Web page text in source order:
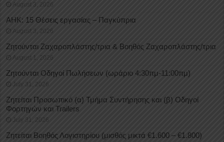
August 3, 2026
ΑΗΚ: 15 Θέσεις εργασίας – Παγκύπρια
August 3, 2026
Ζητούνται Ζαχαροπλάστης/τρια & Βοηθός Ζαχαροπλάστης/τρια
August 1, 2026
Ζητούνται Οδηγοί Πωλήσεων (ωράριο 4:30πμ-11:00πμ)
July 31, 2026
Ζητείται Προσωπικό (α) Τμήμα Συντήρησης και (β) Οδηγοί
Φορτηγών και Trailers
July 31, 2026
Ζητείται Βοηθός Λογιστηρίου (μισθός μικτά €1.600 – €1.800)